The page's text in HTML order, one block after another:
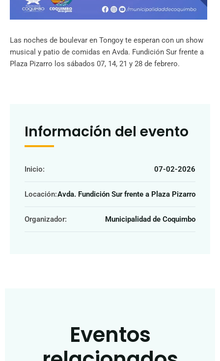
Las noches de boulevar en Tongoy te esperan con un show
musical y patio de comidas en Avda. Fundición Sur frente a
Plaza Pizarro los sábados 07, 14, 21 y 28 de febrero.
Información del evento
Inicio: 07-02-2026
Locación:Avda. Fundición Sur frente a Plaza Pizarro
Organizador: Municipalidad de Coquimbo
Eventos